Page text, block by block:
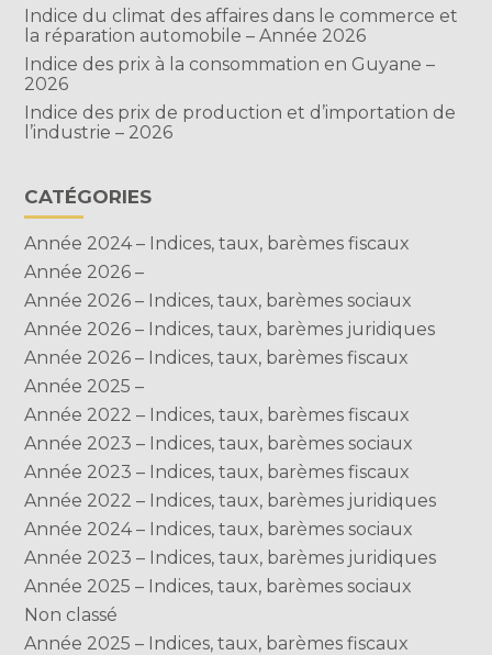
Indice du climat des affaires dans le commerce et
la réparation automobile – Année 2026
Indice des prix à la consommation en Guyane –
2026
Indice des prix de production et d’importation de
l’industrie – 2026
CATÉGORIES
Année 2024 – Indices, taux, barèmes fiscaux
Année 2026 –
Année 2026 – Indices, taux, barèmes sociaux
Année 2026 – Indices, taux, barèmes juridiques
Année 2026 – Indices, taux, barèmes fiscaux
Année 2025 –
Année 2022 – Indices, taux, barèmes fiscaux
Année 2023 – Indices, taux, barèmes sociaux
Année 2023 – Indices, taux, barèmes fiscaux
Année 2022 – Indices, taux, barèmes juridiques
Année 2024 – Indices, taux, barèmes sociaux
Année 2023 – Indices, taux, barèmes juridiques
Année 2025 – Indices, taux, barèmes sociaux
Non classé
Année 2025 – Indices, taux, barèmes fiscaux